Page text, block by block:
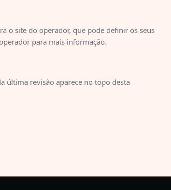
o site do operador, que pode definir os seus
para mais informação.
última revisão aparece no topo desta